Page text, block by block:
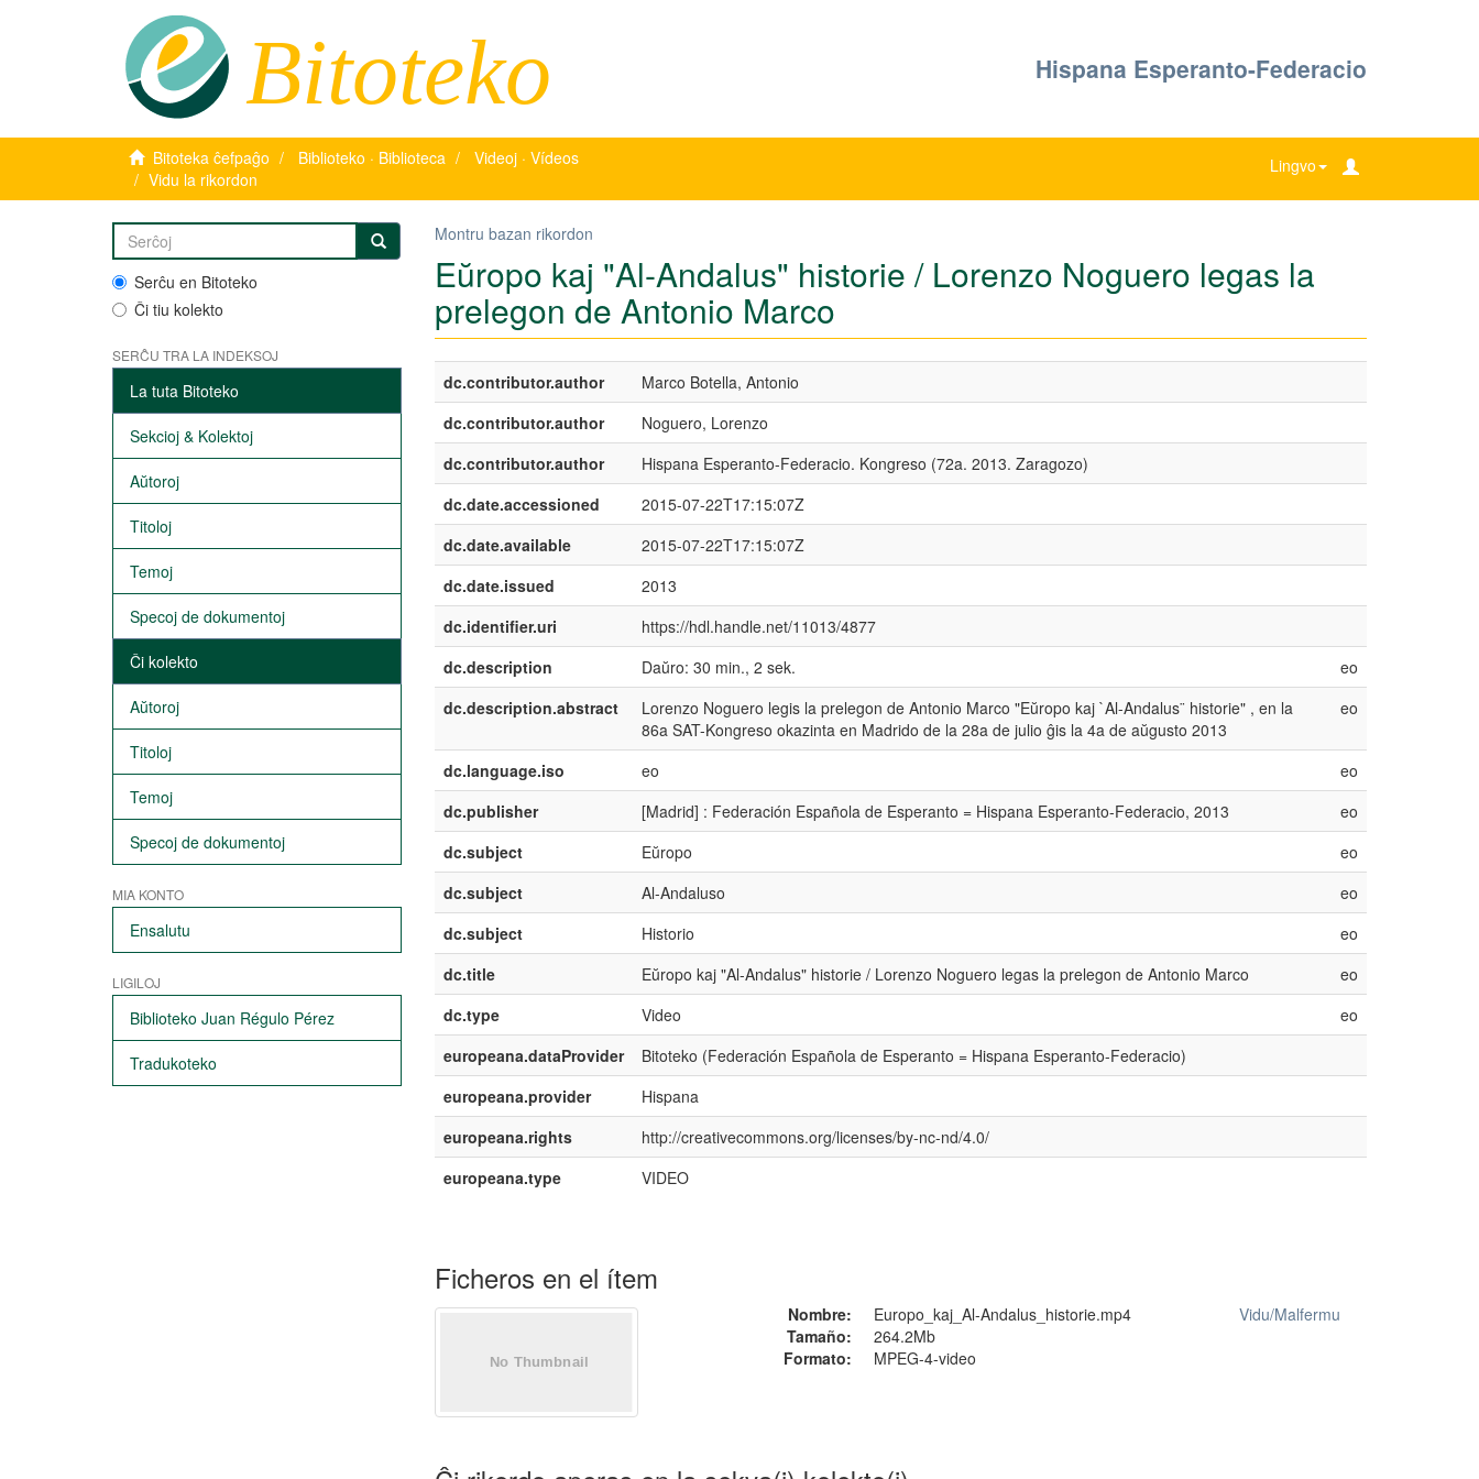
Bitoteko Hispana Esperanto-Federacio
Bitoteka ĉefpaĝo Biblioteko · Biblioteca
Videoj · Vídeos
Vidu la rikordon
Lingvo
Serĉu en Bitoteko
Ĉi tiu kolekto
SERĈU TRA LA INDEKSOJ
La tuta Bitoteko
Sekcioj & Kolektoj
Aŭtoroj
Titoloj
Temoj
Specoj de dokumentoj
Ĉi kolekto
Aŭtoroj
Titoloj
Temoj
Specoj de dokumentoj
MIA KONTO
Ensalutu
LIGILOJ
Biblioteko Juan Régulo Pérez
Tradukoteko
Montru bazan rikordon
Eŭropo kaj "Al-Andalus" historie / Lorenzo Noguero legas la
prelegon de Antonio Marco
dc.contributor.author
Marco Botella, Antonio
dc.contributor.author
Noguero, Lorenzo
dc.contributor.author
Hispana Esperanto-Federacio. Kongreso (72a. 2013. Zaragozo)
dc.date.accessioned
2015-07-22T17:15:07Z
dc.date.available
2015-07-22T17:15:07Z
dc.date.issued
2013
dc.identifier.uri
https://hdl.handle.net/11013/4877
dc.description
Daŭro: 30 min., 2 sek.
eo
dc.description.abstract
Lorenzo Noguero legis la prelegon de Antonio Marco "Eŭropo kaj `Al-Andalus¨ historie" , en la
86a SAT-Kongreso okazinta en Madrido de la 28a de julio ĝis la 4a de aŭgusto 2013
eo
dc.language.iso eo
eo
dc.publisher
[Madrid] : Federación Española de Esperanto = Hispana Esperanto-Federacio, 2013
eo
dc.subject
Eŭropo
eo
dc.subject
Al-Andaluso
eo
dc.subject
Historio
eo
dc.title
Eŭropo kaj "Al-Andalus" historie / Lorenzo Noguero legas la prelegon de Antonio Marco
eo
dc.type
Video
eo
europeana.dataProvider
Bitoteko (Federación Española de Esperanto = Hispana Esperanto-Federacio)
europeana.provider
Hispana
europeana.rights
http://creativecommons.org/licenses/by-nc-nd/4.0/
europeana.type
VIDEO
Ficheros en el ítem
Nombre:
Europo_kaj_Al-Andalus_historie.mp4
Tamaño:
264.2Mb
Formato:
MPEG-4-video
Vidu/Malfermu